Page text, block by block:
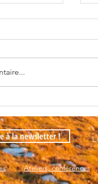
77
à la newsletter !
Ateliers, conférences